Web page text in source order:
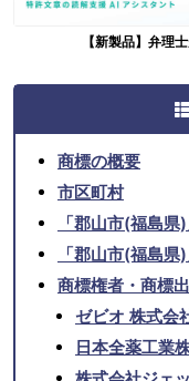
【新製品】弁理
商標の概要
市区町村
「郡山市(福島
「郡山市(福島
商標権者・商標
ゼビオ 株式会
日本全薬工業